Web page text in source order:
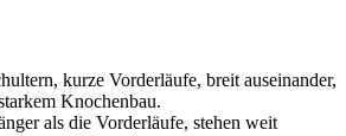
kurze Vorderläufe, breit auseinander,
Knochenbau.
als die Vorderläufe, stehen weit